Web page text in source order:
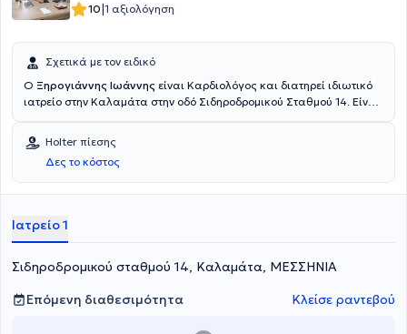
10|1 αξιολόγηση
Σχετικά με τον ειδικό
Ο Ξηρογιάννης Ιωάννης είναι Καρδιολόγος και διατηρεί ιδιωτικό
ιατρείο στην Καλαμάτα στην οδό Σιδηροδρομικού Σταθμού 14. Είναι
Πανεπιστήμιου Αθηνών. Ειδικεύτηκε στην Καρδιολογία στο
Πανεπιστημιακό Γενικό Νοσοκομείο ¨Αττικόν¨. Επιπλέον είναι
εξωτερικός συνεργάτης της Ή Καρδιολογικής κλινικής του
νοσοκομείου ¨Υγεία¨. Στο ιδιωτικό ιατρείο πραγματοποιείται
παθήσεων.
Holter πίεσης
Δες το κόστος
Ιατρείο 1
Σιδηροδρομικού σταθμού 14, Καλαμάτα, ΜΕΣΣΗΝΙΑ
Επόμενη διαθεσιμότητα
Κλείσε ραντεβού